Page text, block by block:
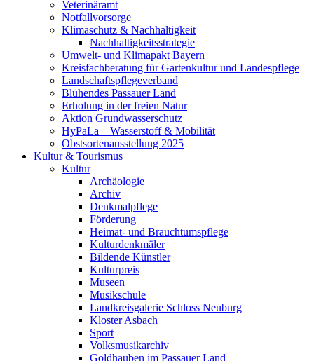
Veterinäramt
Notfallvorsorge
Klimaschutz & Nachhaltigkeit
Nachhaltigkeitsstrategie
Umwelt- und Klimapakt Bayern
Kreisfachberatung für Gartenkultur und Landespflege
Landschaftspflegeverband
Blühendes Passauer Land
Erholung in der freien Natur
Aktion Grundwasserschutz
HyPaLa – Wasserstoff & Mobilität
Obstsortenausstellung 2025
Kultur & Tourismus
Kultur
Archäologie
Archiv
Denkmalpflege
Förderung
Heimat- und Brauchtumspflege
Kulturdenkmäler
Bildende Künstler
Kulturpreis
Museen
Musikschule
Landkreisgalerie Schloss Neuburg
Kloster Asbach
Sport
Volksmusikarchiv
Goldhauben im Passauer Land